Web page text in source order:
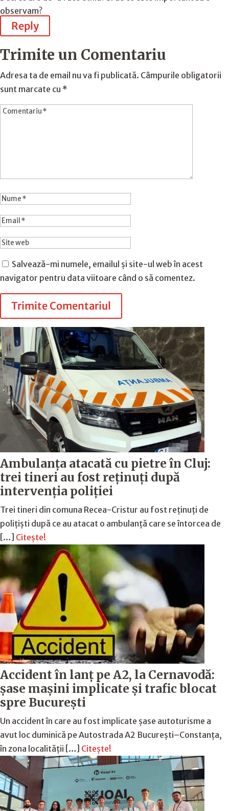
observam?
Reply
Trimite un Comentariu
Adresa ta de email nu va fi publicată. Câmpurile obligatorii
sunt marcate cu *
Salvează-mi numele, emailul și site-ul web în acest
navigator pentru data viitoare când o să comentez.
Trimite Comentariul
Ambulanța atacată cu pietre în Cluj:
trei tineri au fost reținuți după
intervenția poliției
Trei tineri din comuna Recea-Cristur au fost reținuți de
polițiști după ce au atacat o ambulanță care se întorcea de
[…] Citește!
Accident în lanț pe A2, la Cernavodă:
șase mașini implicate și trafic blocat
spre București
Un accident în care au fost implicate șase autoturisme a
avut loc duminică pe Autostrada A2 București–Constanța,
în zona localității […] Citește!